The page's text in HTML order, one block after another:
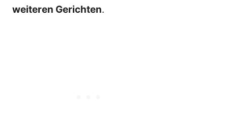
weiteren Gerichten.